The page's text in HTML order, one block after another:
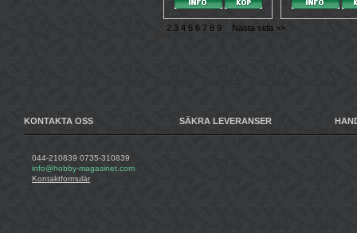
2 3 4 5 6 7 8 9 Nästa sida >>
KONTAKTA OSS SÄKRA LEVERANSER
044-210839 0735-310839
info@hobby-magasinet.com
Kontaktformulär